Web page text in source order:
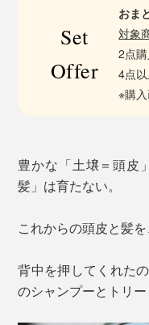
Set
Offer
おま
対象
2点
4点
※購
豊かな「土壌＝頭皮
髪」は育たない。
これからの頭皮と髪
背中を押してくれた
のシャンプーとトリー